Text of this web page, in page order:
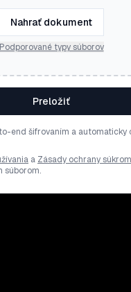
Nahrať dokument
Podporované typy súborov
Preložiť
end šifrovaním a automaticky
a Zásady ochrany
súborom.